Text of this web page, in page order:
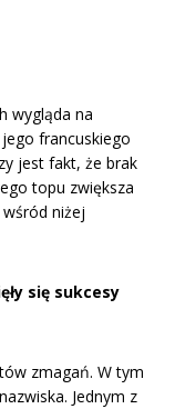
wygląda na
francuskiego
jest fakt, że brak
topu zwiększa
niżej
się sukcesy
zmagań. W tym
Jednym z